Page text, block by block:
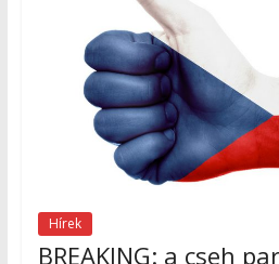
Hírek
BREAKING: a cseh